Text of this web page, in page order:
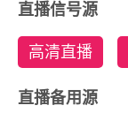
直播信号源
高清直播
直播备用源